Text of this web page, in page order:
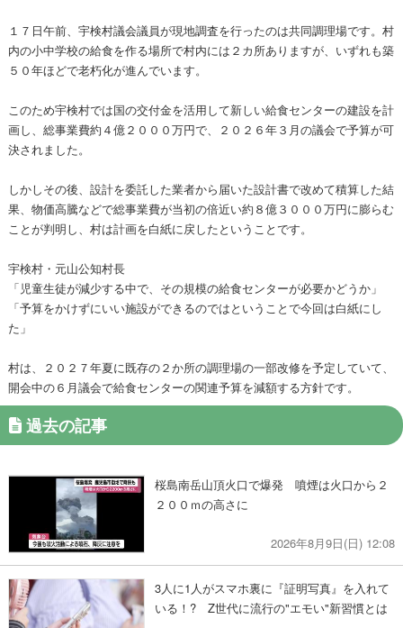
１７日午前、宇検村議会議員が現地調査を行ったのは共同調理場です。村
内の小中学校の給食を作る場所で村内には２カ所ありますが、いずれも築
５０年ほどで老朽化が進んでいます。
このため宇検村では国の交付金を活用して新しい給食センターの建設を計
画し、総事業費約４億２０００万円で、２０２６年３月の議会で予算が可
決されました。
しかしその後、設計を委託した業者から届いた設計書で改めて積算した結
果、物価高騰などで総事業費が当初の倍近い約８億３０００万円に膨らむ
ことが判明し、村は計画を白紙に戻したということです。
宇検村・元山公知村長
「児童生徒が減少する中で、その規模の給食センターが必要かどうか」
「予算をかけずにいい施設ができるのではということで今回は白紙にし
た」
村は、２０２７年夏に既存の２か所の調理場の一部改修を予定していて、
開会中の６月議会で給食センターの関連予算を減額する方針です。
過去の記事
桜島南岳山頂火口で爆発 噴煙は火口から２
２００ｍの高さに
2026年8月9日(日) 12:08
3人に1人がスマホ裏に『証明写真』を入れて
いる！? Z世代に流行の"エモい"新習慣とは